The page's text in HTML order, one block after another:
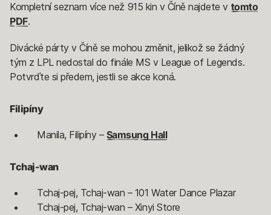
Kompletní seznam více než 915 kin v Číně najdete v tomto
PDF.
Divácké párty v Číně se mohou změnit, jelikož se žádný
tým z LPL nedostal do finále MS v League of Legends.
Potvrďte si předem, jestli se akce koná.
Filipíny
Manila, Filipíny – Samsung Hall
Tchaj-wan
Tchaj-pej, Tchaj-wan – 101 Water Dance Plazar
Tchaj-pej, Tchaj-wan – Xinyi Store